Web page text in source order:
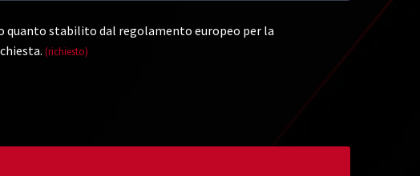
quanto stabilito dal regolamento europeo per la
(richiesto)